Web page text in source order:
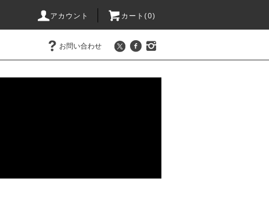
アカウント カート(0)
お問い合わせ